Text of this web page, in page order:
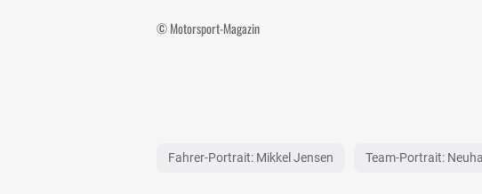
© Motorsport-Magazin
Fahrer-Portrait: Mikkel Jensen Team-Portrait: